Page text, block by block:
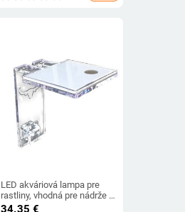
LED akváriová lampa pre
rastliny, vhodná pre nádrže s
hrúbkou 3-8 mm, vodná
34.35 €